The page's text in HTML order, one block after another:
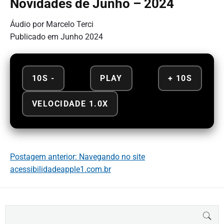
Novidades de Junho – 2024
Áudio por Marcelo Terci
Publicado em Junho 2024
10S - PLAY + 10S
VELOCIDADE 1.0X
Postagem anterior: Navegando no site
acessibilidadeapple1.com.br